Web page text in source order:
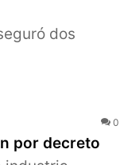
dos
0
por decreto